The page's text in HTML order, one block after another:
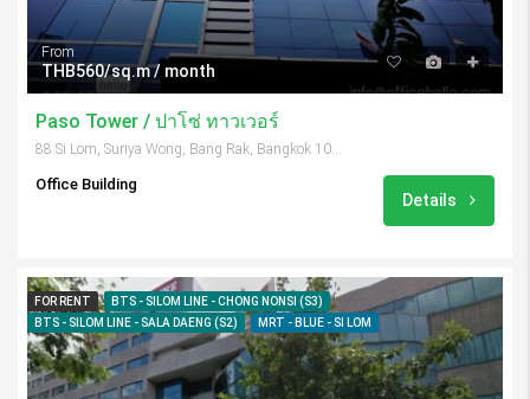
From
THB560/sq.m / month
Paso Tower / ปาโซ่ ทาวเวอร์
88 Si Lom, Suriya Wong, Bang Rak, Bangkok 10500, Thailand
Office Building
Details
FOR RENT
BTS - SILOM LINE - CHONG NONSI (S3)
BTS - SILOM LINE - SALA DAENG (S2)
MRT - BLUE - SI LOM